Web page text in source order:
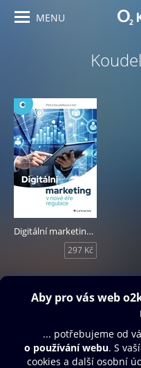
MENU
Digitální marketing v nové éře regulace
297 Kč
Obsah ke stažení
Další zábava